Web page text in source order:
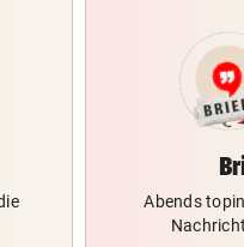
Abends